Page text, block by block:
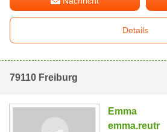
Details
79110 Freiburg
Emma
emma.reutr